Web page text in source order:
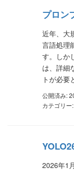
プロン
近年、大
言語処理
す。しか
は、詳細
トが必
公開済み:
カテゴリー:
2026年1